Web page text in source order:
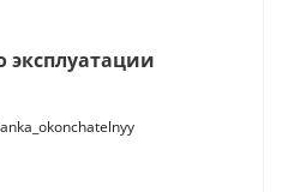
эксплуатации